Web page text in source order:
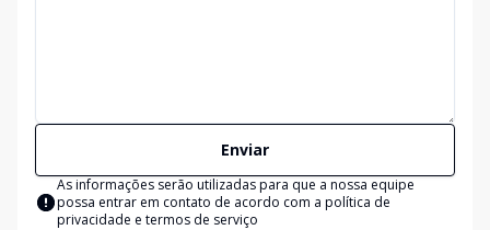
Enviar
As informações serão utilizadas para que a nossa equipe
possa entrar em contato de acordo com a política de
privacidade e termos de serviço